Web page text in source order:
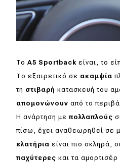
To A5 Sportback είναι, το
Το εξαιρετικό σε ακαμψία
τη στιβαρή κατασκευή του
απομονώνουν από το
Η ανάρτηση με πολλαπλούς
πίσω, έχει αναθεωρηθεί σε
ελατήρια είναι πιο σκληρά,
παχύτερες και τα